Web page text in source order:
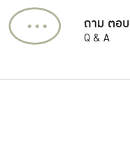
... ถาม ตอบ
Q & A